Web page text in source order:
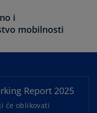
i
mobilnosti
Report 2025
će oblikovati